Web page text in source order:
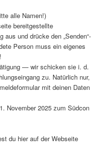
alle Namen!)
bereitgestellte
aus und drücke den „Senden“-
Person muss ein eigenes
— wir schicken sie i. d.
zu. Natürlich nur,
mit deinen Daten
November 2025 zum Südcon
du hier auf der Webseite